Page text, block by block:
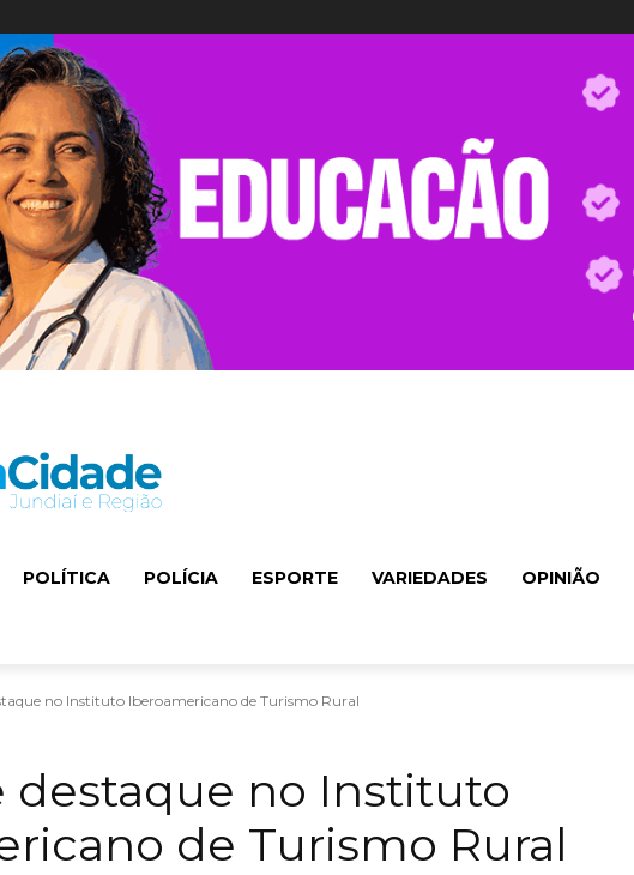
POLÍTICA POLÍCIA ESPORTE VARIEDADES OPINIÃO
no Instituto Iberoamericano de Turismo Rural
destaque no Instituto
de Turismo Rural